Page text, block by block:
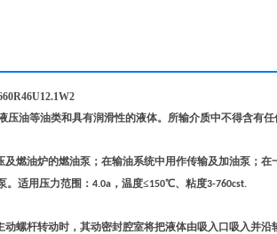
压油等油类和具有润滑性的液体。所输介质中不得含有
燃油炉的燃油泵；在输油系统中用作传输及加油泵；在
。适用压力范围： 4.0a ，温度≤150℃、粘度3-760cst.
螺杆转动时，其动密封腔室将把液体由吸入口吸入并沿